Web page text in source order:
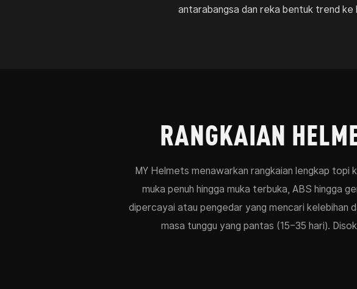
antarabangsa dan reka bentuk trend ke
RANGKAIAN
MY Helmets menawarkan rangkaian lengkap topi
muka penuh hingga muka terbuka, ABS hingga
dipercayai atau pengedar yang mencari kelebihan
masa tunggu yang pantas (15–35 hari).